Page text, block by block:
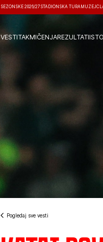
SEZONSKE 2026/27 STADIONSKA TURA MUZEJ
VESTITAKMIČENJAREZULTATI
Pogledaj sve vesti